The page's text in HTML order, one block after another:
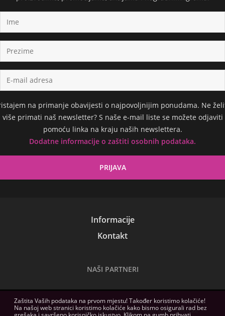
na primanje obavijesti o najpovoljnijim ponudama. Ne
više primati naš newsletter? S naše e-mail liste se možete odjaviti
pomoću linka na kraju naših newslettera.
Dodatne informacije o zaštiti osobnih podataka.
Informacije
Kontakt
NAŠI PARTNERI
Slike na ovoj web stranici služe samo kao ilustracija. Tehničke
Zaštita Vaših podataka na prvom mjestu! Također koristimo kolačiće!
Na našoj web stranici koristimo kolačiće kako bismo osigurali rad bez